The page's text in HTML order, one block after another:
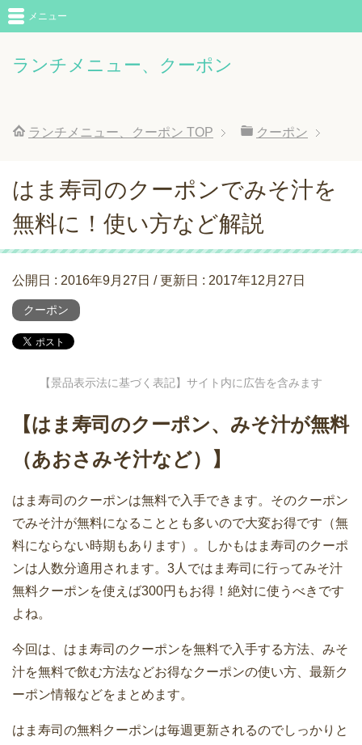
ランチメニュー、クーポン
メニュー
ランチメニュー、クーポン TOP クーポン
はま寿司のクーポンでみそ汁を
無料に！使い方など解説
公開日 : 2016年9月27日 / 更新日 : 2017年12月27日
クーポン
【景品表示法に基づく表記】サイト内に広告を含みます
【はま寿司のクーポン、みそ汁が無料
（あおさみそ汁など）】
はま寿司のクーポンは無料で入手できます。そのクーポン
でみそ汁が無料になることとも多いので大変お得です（無
料にならない時期もあります）。しかもはま寿司のクーポ
ンは人数分適用されます。3人ではま寿司に行ってみそ汁
無料クーポンを使えば300円もお得！絶対に使うべきです
よね。
今回は、はま寿司のクーポンを無料で入手する方法、みそ
汁を無料で飲む方法などお得なクーポンの使い方、最新ク
ーポン情報などをまとめます。
はま寿司の無料クーポンは毎週更新されるのでしっかりと